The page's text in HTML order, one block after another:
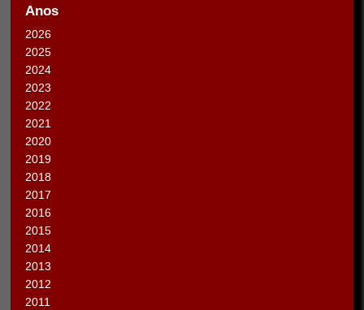
Anos
2026
2025
2024
2023
2022
2021
2020
2019
2018
2017
2016
2015
2014
2013
2012
2011